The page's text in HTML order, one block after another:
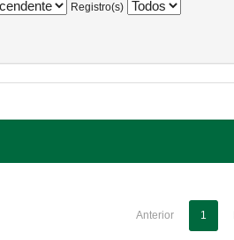
Registro(s)
Anterior 1